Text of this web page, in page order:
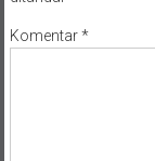
Komentar*